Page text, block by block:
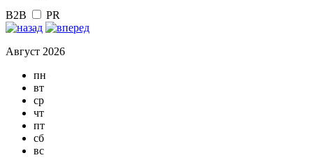
B2B PR
Август 2026
пн
вт
ср
чт
пт
сб
вс